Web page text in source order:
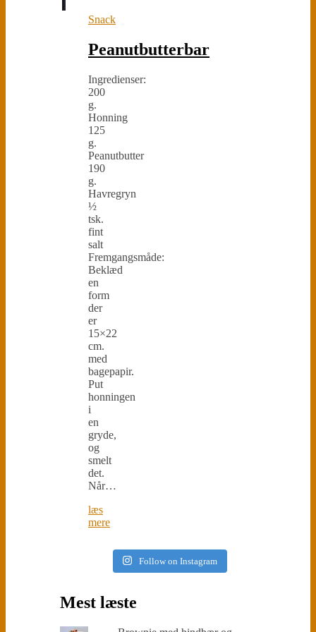
Snack
Peanutbutterbar
Ingredienser:
200
g.
Honning
125
g.
Peanutbutter
190
g.
Havregryn
½
tsk.
fint
salt
Fremgangsmåde:
Beklæd
en
form
der
er
15×22
cm.
med
bagepapir.
Put
honningen
i
en
gryde,
og
smelt
det.
Når…
læs
mere
Follow on Instagram
Mest læste